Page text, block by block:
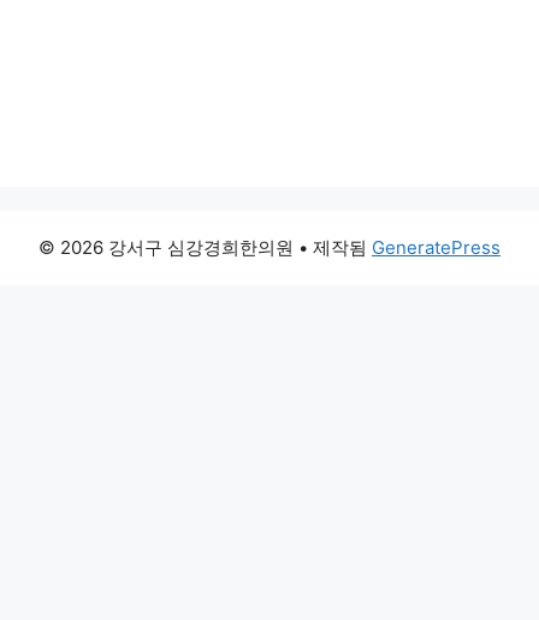
© 2026 강서구 심강경희한의원 • 제작됨 GeneratePress